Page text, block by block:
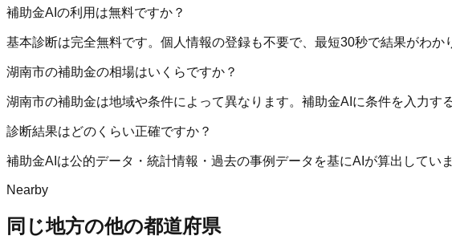
補助金AIの利用は無料ですか？
基本診断は完全無料です。個人情報の登録も不要で、最短30秒で結果がわか
湖南市の補助金の相場はいくらですか？
湖南市の補助金は地域や条件によって異なります。補助金AIに条件を入力す
診断結果はどのくらい正確ですか？
補助金AIは公的データ・統計情報・過去の事例データを基にAIが算出してい
Nearby
同じ地方の他の都道府県